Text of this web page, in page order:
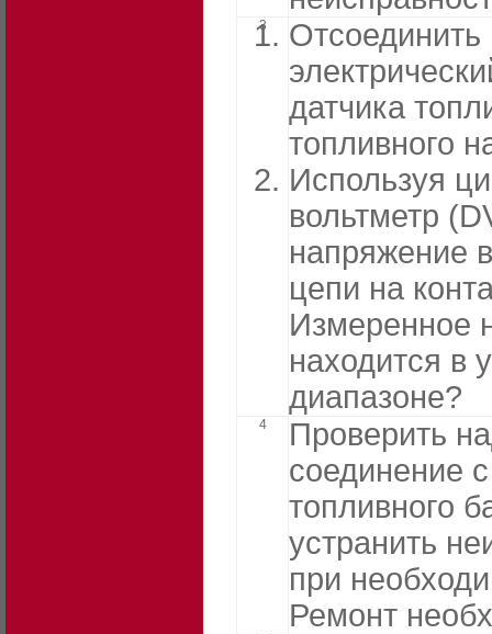
3
Отсоединить
датчика
топливного
Используя
вольтметр
напряжение
цепи на
Измеренное
находится в
диапазоне?
4
Проверить
соединение
топливного
устранить
при
Ремонт